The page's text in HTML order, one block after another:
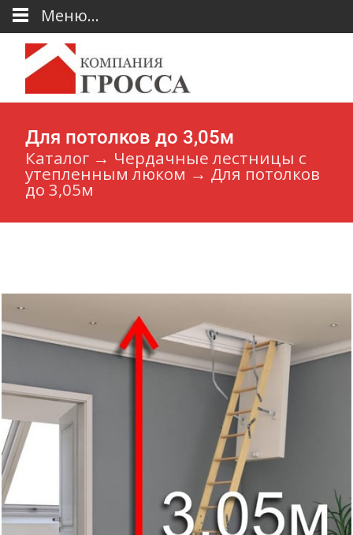
Для потолков до 3,05м
Каталог → Чердачные лестницы с
утепленным люком → Для потолков
до 3,05м
Меню...